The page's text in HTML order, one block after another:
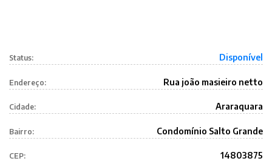
Status: Disponível
Endereço: Rua joão masieiro netto
Cidade: Araraquara
Bairro: Condomínio Salto Grande
CEP: 14803875